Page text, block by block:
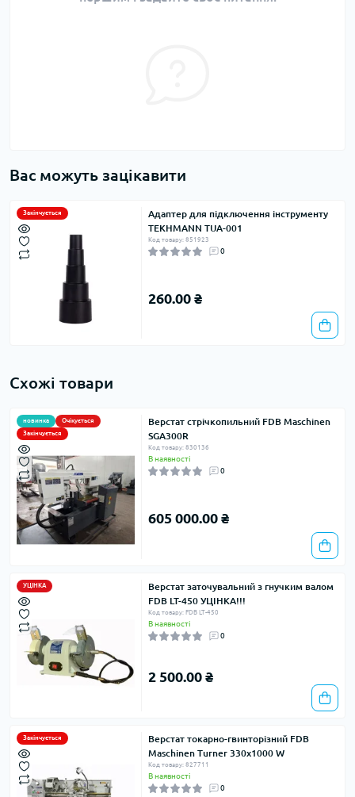
Вас можуть зацікавити
Закінчується
Адаптер для підключення інструменту
TEKHMANN TUA-001
Код товару: 851923
0
260.00 ₴
Схожі товари
новинка
Очікується
Закінчується
Верстат стрічкопильний FDB Maschinen
SGA300R
Код товару: 830136
В наявності
0
605 000.00 ₴
УЦІНКА
Верстат заточувальний з гнучким валом
FDB LT-450 УЦІНКА!!!
Код товару: FDB LT-450
В наявності
0
2 500.00 ₴
Закінчується
Верстат токарно-гвинторiзний FDB
Maschinen Turner 330x1000 W
Код товару: 827711
В наявності
0